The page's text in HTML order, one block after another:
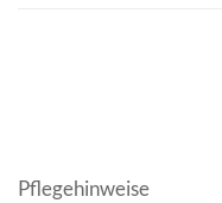
Pflegehinweise